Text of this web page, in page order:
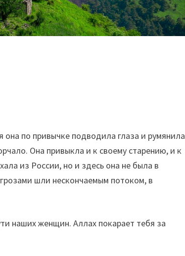
она по привычке подводила глаза и румянила
Она привыкла и к своему старению, и к
из России, но и здесь она не была в
шли нескончаемым потоком, в
наших женщин. Аллах покарает тебя за